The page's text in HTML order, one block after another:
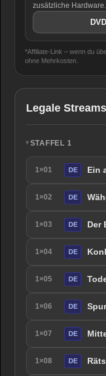
zusätzliche Hardware.
*Affiliate-Link – wenn du
ohne Mehrkosten.
Legale Streams
STAFFEL 1
1×01 DE Ein
1×02 DE
1×03 DE Der
1×04 DE
1×05 DE
1×06 DE
1×07 DE
1×08 DE